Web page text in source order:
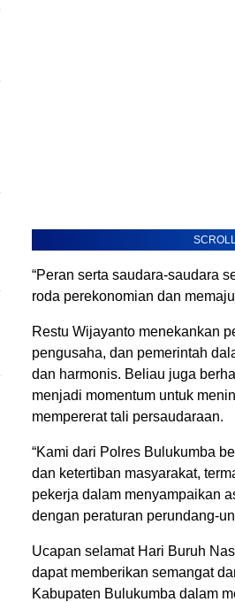
“Peran serta saudara-saudara
roda perekonomian dan
Restu Wijayanto menekankan
pengusaha, dan pemerintah
dan harmonis. Beliau juga
menjadi momentum untuk
mempererat tali persaudaraan.
“Kami dari Polres Bulukumba
dan ketertiban masyarakat,
pekerja dalam menyampaikan
dengan peraturan perundang-
Ucapan selamat Hari Buruh
dapat memberikan semangat
Kabupaten Bulukumba dalam